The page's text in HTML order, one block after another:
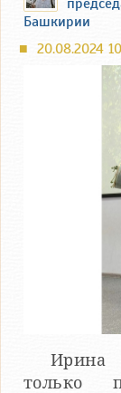
Башкирии
■ 20.08.2024
Ирина
только